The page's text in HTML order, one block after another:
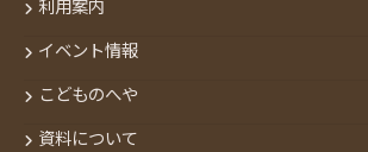
利用案内
イベント情報
こどものへや
資料について